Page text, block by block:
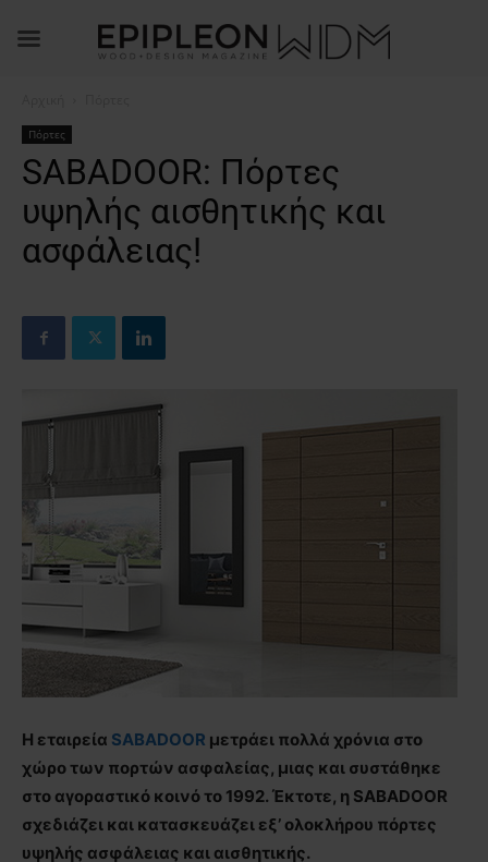
Πόρτες
SABADOOR: Πόρτες
υψηλής αισθητικής και
ασφάλειας!
Η εταιρεία SABADOOR μετράει πολλά χρόνια στο
χώρο των πορτών ασφαλείας, μιας και συστάθηκε
στο αγοραστικό κοινό το 1992. Έκτοτε, η SABADOOR
σχεδιάζει και κατασκευάζει εξ’ ολοκλήρου πόρτες
υψηλής ασφάλειας και αισθητικής.